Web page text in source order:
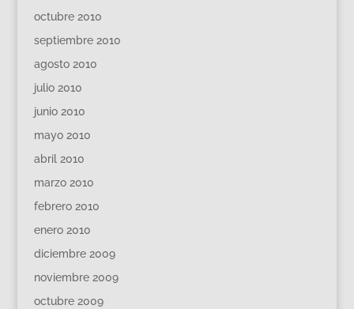
octubre 2010
septiembre 2010
agosto 2010
julio 2010
junio 2010
mayo 2010
abril 2010
marzo 2010
febrero 2010
enero 2010
diciembre 2009
noviembre 2009
octubre 2009